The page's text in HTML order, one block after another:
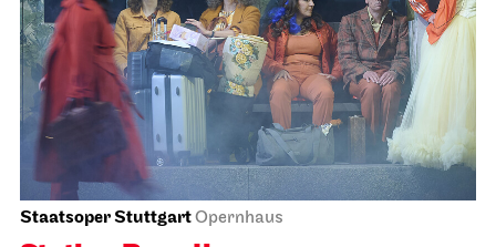
Schauspiel Stuttgart
Foyer Kammertheater
Spoken Arts Festival 2026
Theaterstimmen über
Generationen